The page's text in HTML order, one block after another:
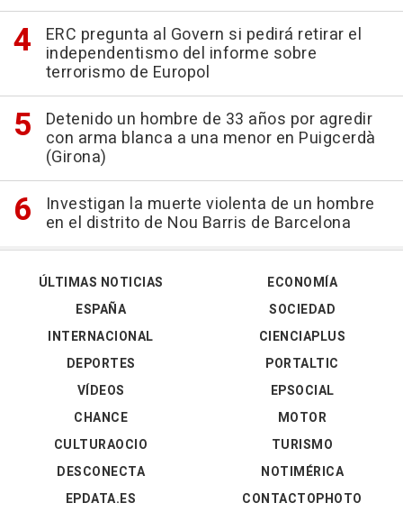
ERC pregunta al Govern si pedirá retirar el
independentismo del informe sobre
terrorismo de Europol
Detenido un hombre de 33 años por agredir
con arma blanca a una menor en Puigcerdà
(Girona)
Investigan la muerte violenta de un hombre
en el distrito de Nou Barris de Barcelona
ÚLTIMAS NOTICIAS
ESPAÑA
INTERNACIONAL
DEPORTES
VÍDEOS
ECONOMÍA
SOCIEDAD
CIENCIAPLUS
PORTALTIC
EPSOCIAL
CHANCE
CULTURAOCIO
DESCONECTA
EPDATA.ES
MOTOR
TURISMO
NOTIMÉRICA
CONTACTOPHOTO